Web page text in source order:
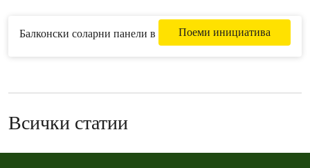
Балконски соларни панели в БългарияПоеми инициатива
Всички статии